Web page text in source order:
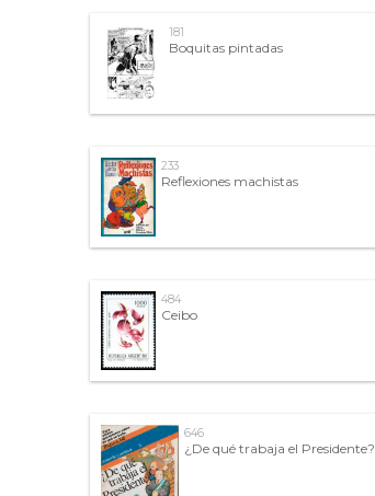
181
Boquitas pintadas
233
Reflexiones machistas
484
Ceibo
646
¿De qué trabaja el Presidente?